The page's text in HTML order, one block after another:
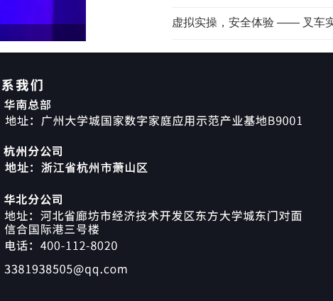
虚拟实操，安全体验 —— 叉车